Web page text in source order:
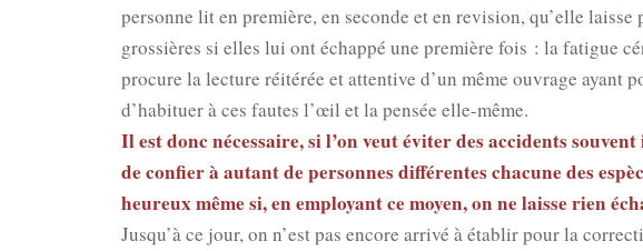
per­sonne lit en pre­mière, en seconde et en revi­sion, qu’elle laisse
gros­sières si elles lui ont échap­pé une pre­mière fois : la fatigue
pro­cure la lec­ture réité­rée et atten­tive d’un même ouvrage ayant
d’habituer à ces fautes l’œil et la pen­sée elle-même.
Il est donc néces­saire, si l’on veut évi­ter des acci­dents
de confier à autant de per­sonnes dif­fé­rentes cha­cune des
heu­reux même si, en employant ce moyen, on ne laisse rien
Jusqu’à ce jour, on n’est pas encore arri­vé à éta­blir pour la